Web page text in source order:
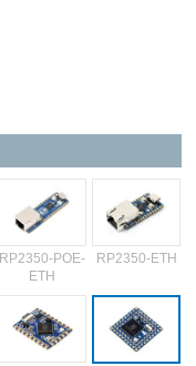
RP2350-POE-
ETH
RP2350-ETH